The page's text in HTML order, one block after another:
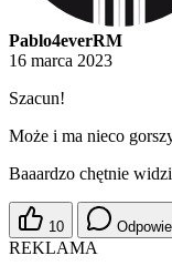
Pablo4everRM
16 marca 2023
Szacun!
Może i ma nieco
Baaardzo chętnie
10
REKLAMA